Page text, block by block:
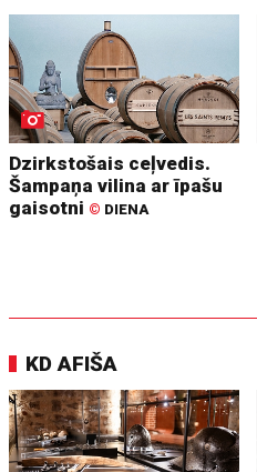
Dzirkstošais ceļvedis.
Šampaņa vilina ar īpašu
gaisotni © DIENA
KD AFIŠA